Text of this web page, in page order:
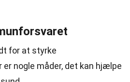
for at styrke
nogle måder, det kan hjælpe